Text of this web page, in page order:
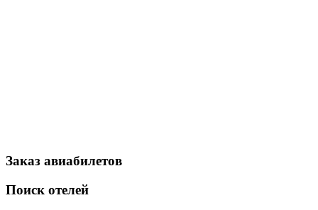
Заказ авиабилетов
Поиск отелей